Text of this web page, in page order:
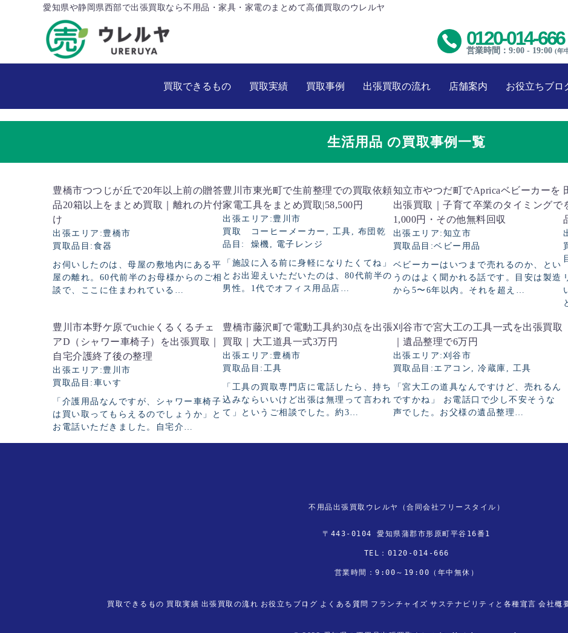
愛知県や静岡県西部で出張買取なら不用品・家具・家電のまとめて高価買取のウレルヤ
0120-014-666
営業時間：9:00 - 19:00 (年
買取できるもの 買取実績 買取事例 出張買取の流れ 店舗案内 お役立ちブロ
生活用品 の買取事例一覧
豊橋市つつじが丘で20年以上前の贈答
品20箱以上をまとめ買取｜離れの片付
け
出張エリア 豊橋市
買取品目
食器
お伺いしたのは、母屋の敷地内にある平
屋の離れ。60代前半のお母様からのご相
談で、ここに住まわれている…
豊川市東光町で生前整理での買取依頼
家電工具をまとめ買取|58,500円
出張エリア 豊川市
買取
品目
コーヒーメーカー, 工具, 布団乾
燥機, 電子レンジ
「施設に入る前に身軽になりたくてね」
とお出迎えいただいたのは、80代前半の
男性。1代でオフィス用品店…
知立市やつだ町でApricaベビーカーを
出張買取｜子育て卒業のタイミングで
1,000円・その他無料回収
出張エリア 知立市
買取品目
ベビー用品
ベビーカーはいつまで売れるのか、とい
うのはよく聞かれる話です。目安は製造
から5〜6年以内。それを超え…
豊川市本野ケ原でuchieくるくるチェ
アD（シャワー車椅子）を出張買取｜
自宅介護終了後の整理
出張エリア 豊川市
買取品目
車いす
「介護用品なんですが、シャワー車椅子
は買い取ってもらえるのでしょうか」と
お電話いただきました。自宅介…
豊橋市藤沢町で電動工具約30点を出張
買取｜大工道具一式3万円
出張エリア 豊橋市
買取品目
工具
「工具の買取専門店に電話したら、持ち
込みならいいけど出張は無理って言われ
て」というご相談でした。約3…
刈谷市で宮大工の工具一式を出張買取
｜遺品整理で6万円
出張エリア 刈谷市
買取品目
エアコン, 冷蔵庫, 工具
「宮大工の道具なんですけど、売れるん
ですかね」 お電話口で少し不安そうな
声でした。お父様の遺品整理…
不用品出張買取ウレルヤ（合同会社フリースタイル）
〒443-0104 愛知県蒲郡市形原町平谷16番1
TEL： 0120-014-666
営業時間：9:00～19:00（年中無休）
買取できるもの 買取実績 出張買取の流れ お役立ちブログ よくある質問 フランチャイズ サステナビリティと各種宣言 会社概